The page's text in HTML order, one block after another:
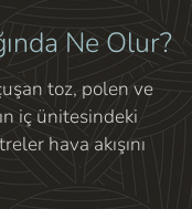
Ne Olur?
toz, polen ve
iç ünitesindeki
hava akışını